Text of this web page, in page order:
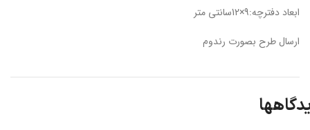
ابعاد دفترچه:9×12سانتی متر
ارسال طرح بصورت رندوم